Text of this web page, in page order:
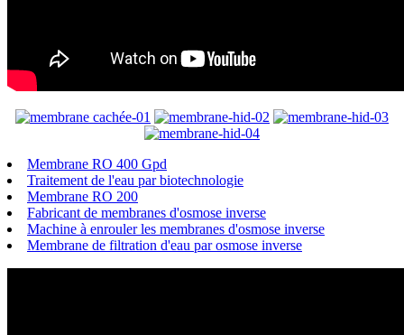
Membrane RO 400 Gpd
Traitement de l'eau par biotechnologie
Membrane RO 200
Fabricant de membranes d'osmose inverse
Machine à enrouler les membranes d'osmose inverse
Membrane de filtration d'eau par osmose inverse